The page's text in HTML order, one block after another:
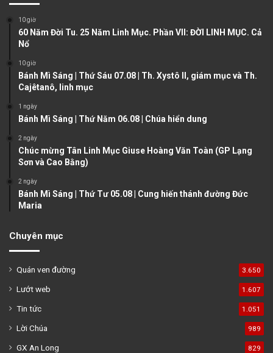
u
a
e
g
10 giờ
60 Năm Đời Tu. 25 Năm Linh Mục. Phần VII: ĐỜI LINH MỤC. Cả
Nổ
10 giờ
Bánh Mì Sáng | Thứ Sáu 07.08 | Th. Xystô II, giám mục và Th.
Cajêtanô, linh mục
1 ngày
Bánh Mì Sáng | Thứ Năm 06.08 | Chúa hiển dung
2 ngày
Chúc mừng Tân Linh Mục Giuse Hoàng Văn Toàn (GP Lạng
Sơn và Cao Bằng)
2 ngày
Bánh Mì Sáng | Thứ Tư 05.08 | Cung hiến thánh đường Đức
Maria
Chuyên mục
Quán ven đường 3.650
Lướt web 1.607
Tin tức 1.051
Lời Chúa 989
GX An Long 829